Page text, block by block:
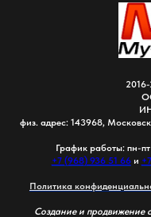
физ. адрес: 143968,
График работы: пн-
+7 (968) 936 51 66и
Политика
Создание и продвижение